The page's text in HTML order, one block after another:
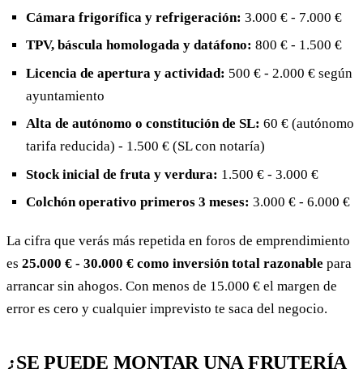
Cámara frigorífica y refrigeración: 3.000 € - 7.000 €
TPV, báscula homologada y datáfono: 800 € - 1.500 €
Licencia de apertura y actividad: 500 € - 2.000 € según
ayuntamiento
Alta de autónomo o constitución de SL: 60 € (autónomo
tarifa reducida) - 1.500 € (SL con notaría)
Stock inicial de fruta y verdura: 1.500 € - 3.000 €
Colchón operativo primeros 3 meses: 3.000 € - 6.000 €
La cifra que verás más repetida en foros de emprendimiento
es 25.000 € - 30.000 € como inversión total razonable para
arrancar sin ahogos. Con menos de 15.000 € el margen de
error es cero y cualquier imprevisto te saca del negocio.
¿SE PUEDE MONTAR UNA FRUTERÍA